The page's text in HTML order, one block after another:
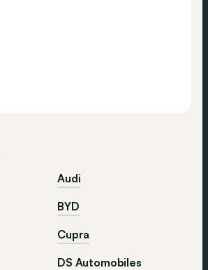
Audi
BYD
Cupra
DS Automobiles